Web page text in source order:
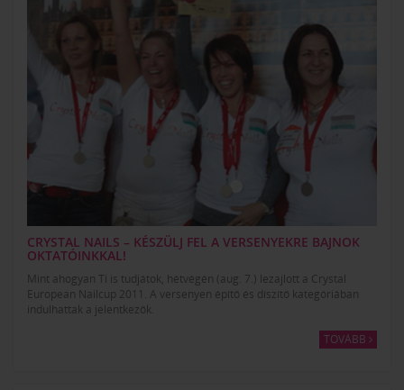
CRYSTAL NAILS – KÉSZÜLJ FEL A VERSENYEKRE BAJNOK
OKTATÓINKKAL!
Mint ahogyan Ti is tudjátok, hétvégén (aug. 7.) lezajlott a Crystal
European Nailcup 2011. A versenyen építő és díszítő kategóriában
indulhattak a jelentkezők.
TOVÁBB